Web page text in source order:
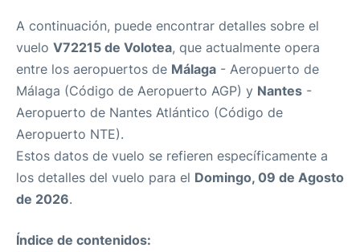
A continuación, puede encontrar detalles sobre el
vuelo V72215 de Volotea, que actualmente opera
entre los aeropuertos de Málaga - Aeropuerto de
Málaga (Código de Aeropuerto AGP) y Nantes -
Aeropuerto de Nantes Atlántico (Código de
Aeropuerto NTE).
Estos datos de vuelo se refieren específicamente a
los detalles del vuelo para el Domingo, 09 de Agosto
de 2026.
Índice de contenidos: